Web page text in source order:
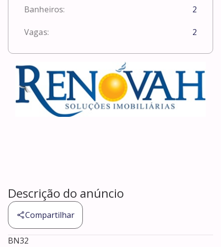
Banheiros: 2
Vagas: 2
Descrição do anúncio
Compartilhar
BN32